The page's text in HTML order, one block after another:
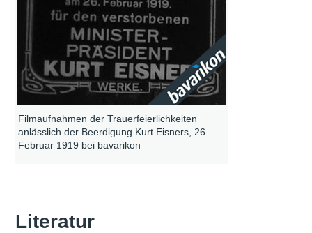
Filmaufnahmen der Trauerfeierlichkeiten
anlässlich der Beerdigung Kurt Eisners, 26.
Februar 1919 bei bavarikon
Literatur